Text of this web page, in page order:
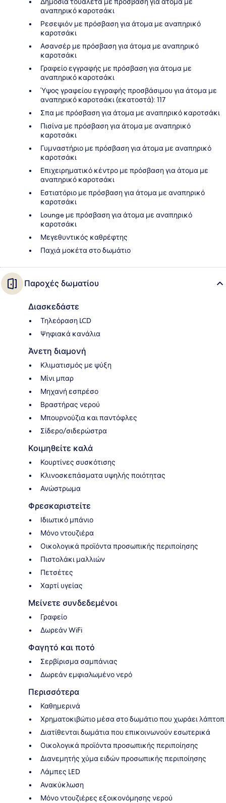
αναπηρικό καροτσάκι
Ρεσεψιόν με πρόσβαση για άτομα με αναπηρικό
καροτσάκι
Ασανσέρ με πρόσβαση για άτομα με αναπηρικό
καροτσάκι
Γραφείο εγγραφής με πρόσβαση για άτομα με
αναπηρικό καροτσάκι
Ύψος γραφείου εγγραφής προσβάσιμου για άτομα με
αναπηρικό καροτσάκι (εκατοστά): 117
Σπα με πρόσβαση για άτομα με αναπηρικό καροτσάκι
Πισίνα με πρόσβαση για άτομα με αναπηρικό
καροτσάκι
Γυμναστήριο με πρόσβαση για άτομα με αναπηρικό
καροτσάκι
Επιχειρηματικό κέντρο με πρόσβαση για άτομα με
αναπηρικό καροτσάκι
Εστιατόριο με πρόσβαση για άτομα με αναπηρικό
καροτσάκι
Lounge με πρόσβαση για άτομα με αναπηρικό
καροτσάκι
Μεγεθυντικός καθρέφτης
Παχιά μοκέτα στο δωμάτιο
Παροχές δωματίου
Διασκεδάστε
Τηλεόραση LCD
Ψηφιακά κανάλια
Άνετη διαμονή
Κλιματισμός με ψύξη
Μίνι μπαρ
Μηχανή εσπρέσο
Βραστήρας νερού
Μπουρνούζια και παντόφλες
Σίδερο/σιδερώστρα
Κοιμηθείτε καλά
Κουρτίνες συσκότισης
Κλινοσκεπάσματα υψηλής ποιότητας
Ανώστρωμα
Φρεσκαριστείτε
Ιδιωτικό μπάνιο
Μόνο ντουζιέρα
Οικολογικά προϊόντα προσωπικής περιποίησης
Πιστολάκι μαλλιών
Πετσέτες
Χαρτί υγείας
Μείνετε συνδεδεμένοι
Γραφείο
Δωρεάν WiFi
Φαγητό και ποτό
Σερβίρισμα σαμπάνιας
Δωρεάν εμφιαλωμένο νερό
Περισσότερα
Καθημερινά
Χρηματοκιβώτιο μέσα στο δωμάτιο που χωράει λάπτοπ
Διατίθενται δωμάτια που επικοινωνούν εσωτερικά
Οικολογικά προϊόντα προσωπικής περιποίησης
Διανεμητής χύμα ειδών προσωπικής περιποίησης
Λάμπες LED
Ανακύκλωση
Μόνο ντουζιέρες εξοικονόμησης νερού